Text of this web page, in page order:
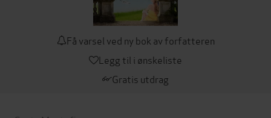
Få varsel ved ny bok av forfatteren
Legg til i ønskeliste
Gratis utdrag